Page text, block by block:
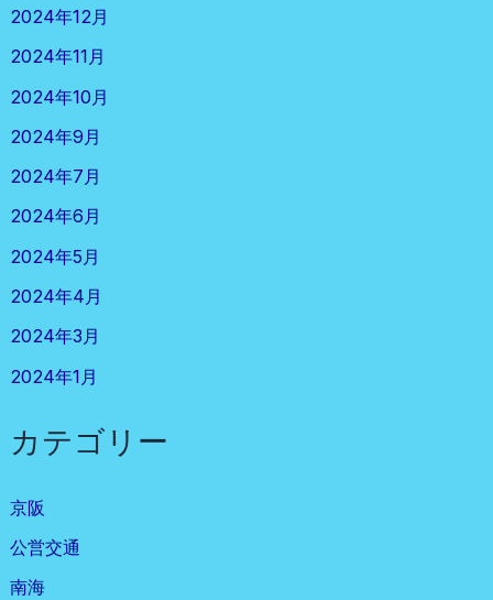
2024年12月
2024年11月
2024年10月
2024年9月
2024年7月
2024年6月
2024年5月
2024年4月
2024年3月
2024年1月
カテゴリー
京阪
公営交通
南海